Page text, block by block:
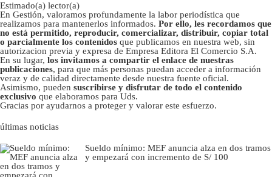
Estimado(a) lector(a)
En Gestión, valoramos profundamente la labor periodística que
realizamos para mantenerlos informados. Por ello, les recordamos que
no está permitido, reproducir, comercializar, distribuir, copiar total
o parcialmente los contenidos que publicamos en nuestra web, sin
autorizacion previa y expresa de Empresa Editora El Comercio S.A.
En su lugar, los invitamos a compartir el enlace de nuestras
publicaciones, para que más personas puedan acceder a información
veraz y de calidad directamente desde nuestra fuente oficial.
Asimismo, pueden suscribirse y disfrutar de todo el contenido
exclusivo que elaboramos para Uds.
Gracias por ayudarnos a proteger y valorar este esfuerzo.
últimas noticias
Sueldo mínimo: MEF anuncia alza en dos tramos
y empezará con incremento de S/ 100